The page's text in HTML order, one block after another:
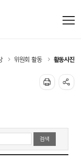
위원회 활동 활동사진